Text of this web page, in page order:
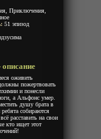
Приключения,
51 эпизод
оживить
пожертвовать
и понесли
а Альфонс умер.
душу брата в
собираются
расставить на свои
кто ищет этот